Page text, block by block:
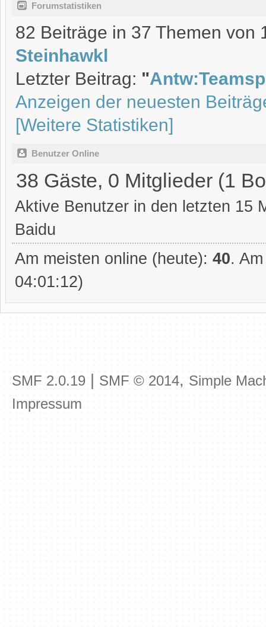
Forumstatistiken
82 Beiträge in 37 Themen von
Steinhawkl
Letzter Beitrag: "
Anzeigen der neuesten
[Weitere Statistiken]
Benutzer Online
38 Gäste, 0 Mitglieder (1
Aktive Benutzer in den letzten 15
Baidu
Am meisten online (heute):40.
04:01:12)
SMF 2.0.19 SMF © 2014, Simple
Impressum